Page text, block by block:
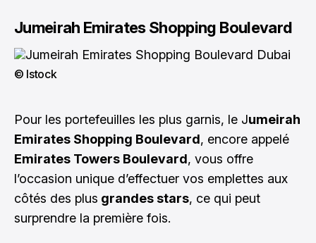
Jumeirah Emirates Shopping Boulevard
© Istock
Pour les portefeuilles les plus garnis, le Jumeirah
Emirates Shopping Boulevard, encore appelé
Emirates Towers Boulevard, vous offre
l’occasion unique d’effectuer vos emplettes aux
côtés des plus grandes stars, ce qui peut
surprendre la première fois.